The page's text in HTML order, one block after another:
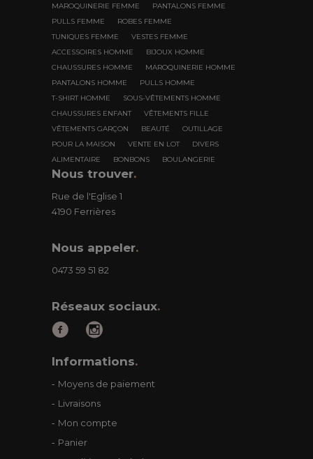
MAROQUINERIE FEMME
PANTALONS FEMME
PULLS FEMME
ROBES FEMME
TUNIQUES FEMME
VESTES FEMME
ACCESSOIRES HOMME
BIJOUX HOMME
CHAUSSURES HOMME
MAROQUINERIE HOMME
PANTALONS HOMME
PULLS HOMME
T-SHIRT HOMME
SOUS-VÊTEMENTS HOMME
CHAUSSURES ENFANT
VÊTEMENTS FILLE
VÊTEMENTS GARÇON
BEAUTÉ
OUTILLAGE
POUR LA MAISON
VENTE EN LOT
DIVERS
ALIMENTAIRE
BONBONS BOULANGERIE
Nous trouver.
Rue de l'Eglise 1
4190 Ferrières
Nous appeler.
0473 59 51 82
Réseaux sociaux.
Informations.
Moyens de paiement
Livraisons
Mon compte
Panier